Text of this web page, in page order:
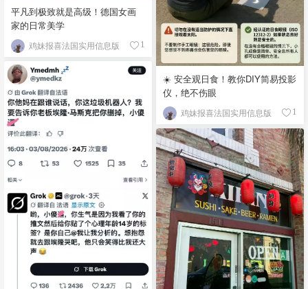
平凡到极致就是高级！德国女画
家的日常美学
鸡妹报喜法国实用信息版 1
☀️ 安全观日食！教你DIY简易投影
仪，绝不伤眼
鸡妹报喜法国实用信息版 1